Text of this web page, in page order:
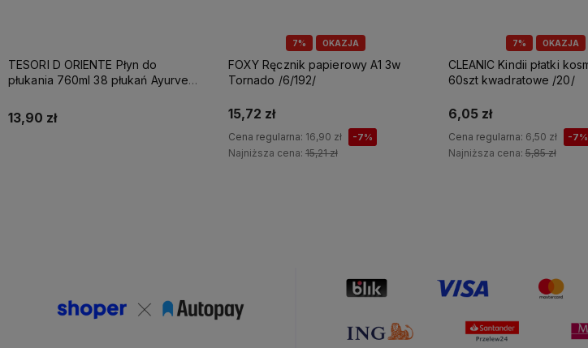
TESORI D ORIENTE Płyn do
płukania 760ml 38 płukań Ayurveda
13,90 zł
7% OKAZJA
FOXY Ręcznik papierowy A1 3w
Tornado /6/192/
15,72 zł
Cena regularna: 16,90 zł -7%
Najniższa cena: 15,21 zł
7% OKAZJA
CLEANIC Kindii płatki kosmetyczne
60szt kwadratowe /20/
6,05 zł
Cena regularna: 6,50 zł -7%
Najniższa cena:5,85 zł